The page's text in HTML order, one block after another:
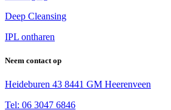
Deep Cleansing
IPL ontharen
Neem contact op
Heideburen 43 8441 GM Heerenveen
Tel: 06 3047 6846